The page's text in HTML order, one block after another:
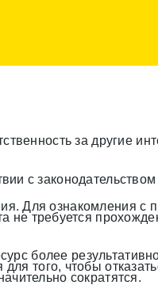
за другие
с
Для ознакомления с
требуется
более
того, чтобы
сократятся.